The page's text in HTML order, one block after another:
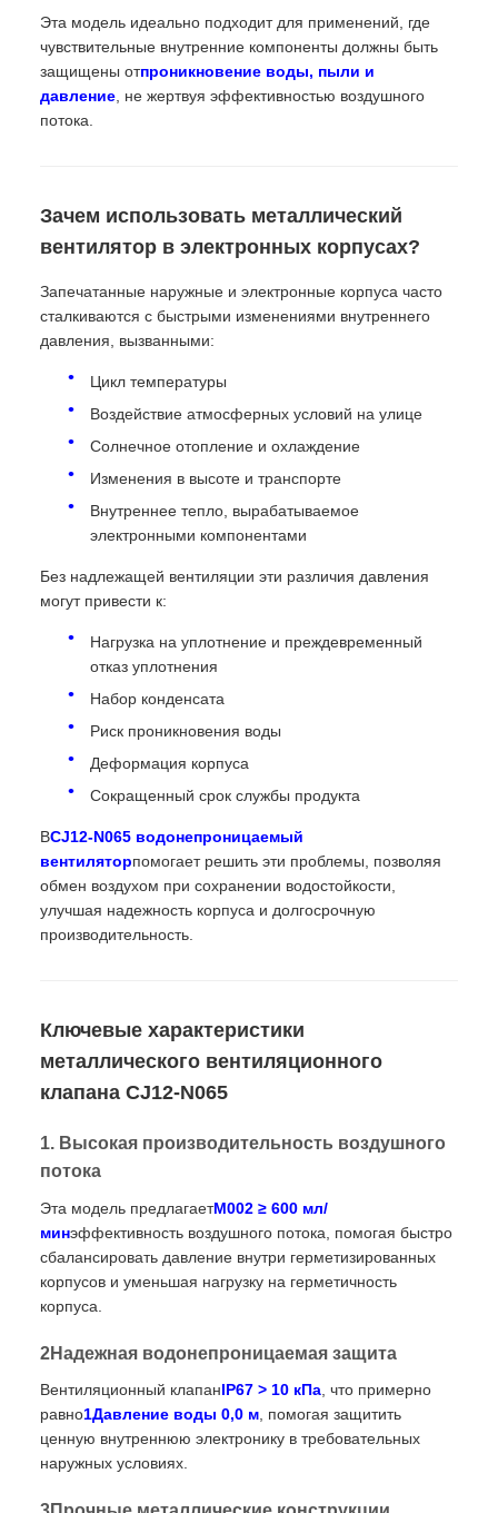
Эта модель идеально подходит для применений, где
чувствительные внутренние компоненты должны быть
защищены отпроникновение воды, пыли и
давление, не жертвуя эффективностью воздушного
потока.
Зачем использовать металлический
вентилятор в электронных корпусах?
Запечатанные наружные и электронные корпуса часто
сталкиваются с быстрыми изменениями внутреннего
давления, вызванными:
Цикл температуры
Воздействие атмосферных условий на улице
Солнечное отопление и охлаждение
Изменения в высоте и транспорте
Внутреннее тепло, вырабатываемое
электронными компонентами
Без надлежащей вентиляции эти различия давления
могут привести к:
Нагрузка на уплотнение и преждевременный
отказ уплотнения
Набор конденсата
Риск проникновения воды
Деформация корпуса
Сокращенный срок службы продукта
ВCJ12-N065 водонепроницаемый
вентиляторпомогает решить эти проблемы, позволяя
обмен воздухом при сохранении водостойкости,
улучшая надежность корпуса и долгосрочную
производительность.
Ключевые характеристики
металлического вентиляционного
клапана CJ12-N065
1. Высокая производительность воздушного
потока
Эта модель предлагаетM002 ≥ 600 мл/
минэффективность воздушного потока, помогая быстро
сбалансировать давление внутри герметизированных
корпусов и уменьшая нагрузку на герметичность
корпуса.
2Надежная водонепроницаемая защита
Вентиляционный клапанIP67 > 10 кПа, что примерно
равно1Давление воды 0,0 м, помогая защитить
ценную внутреннюю электронику в требовательных
наружных условиях.